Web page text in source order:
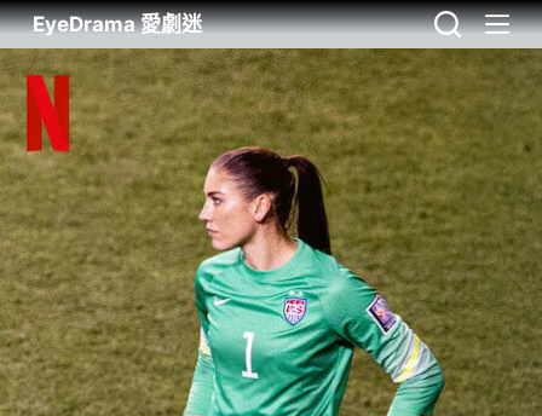
EyeDrama 愛劇迷